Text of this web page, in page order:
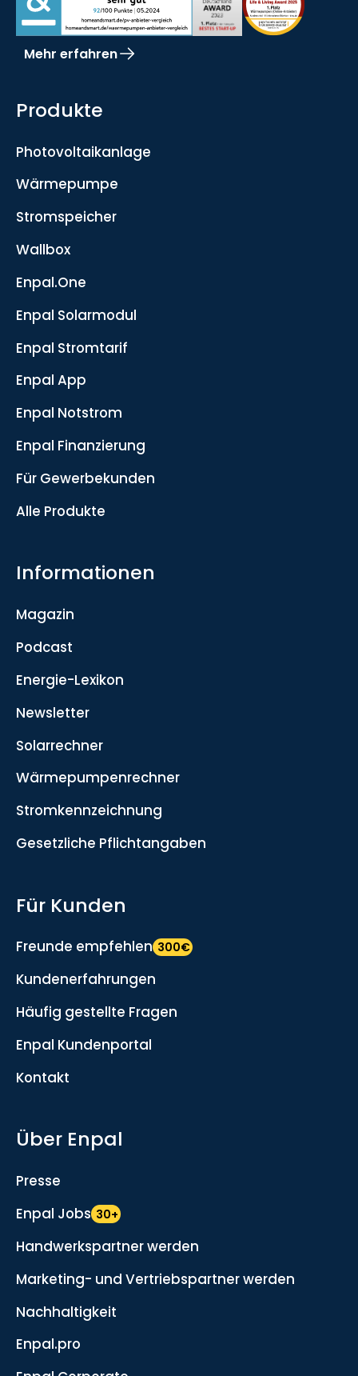
Mehr erfahren
Produkte
Photovoltaikanlage
Wärmepumpe
Stromspeicher
Wallbox
Enpal.One
Enpal Solarmodul
Enpal Stromtarif
Enpal App
Enpal Notstrom
Enpal Finanzierung
Für Gewerbekunden
Alle Produkte
Informationen
Magazin
Podcast
Energie-Lexikon
Newsletter
Solarrechner
Wärmepumpenrechner
Stromkennzeichnung
Gesetzliche Pflichtangaben
Für Kunden
Freunde empfehlen 300€
Kundenerfahrungen
Häufig gestellte Fragen
Enpal Kundenportal
Kontakt
Über Enpal
Presse
Enpal Jobs 30+
Handwerkspartner werden
Marketing- und Vertriebspartner werden
Nachhaltigkeit
Enpal.pro